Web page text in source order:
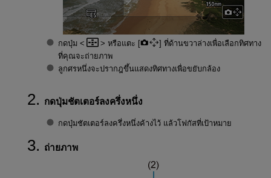
กดปุ่ม หรือแตะ [
] ที่ด้านขวาล่างเพื่อเลือกทิศทาง
ที่คุณจะถ่ายภาพ
ลูกศรหนึ่งจะปรากฎขึ้นแสดงทิศทางเพื่อขยับกล้อง
กดปุ่มชัตเตอร์ลงครึ่งหนึ่ง
กดปุ่มชัตเตอร์ลงครึ่งหนึ่งค้างไว้ แล้วโฟกัสที่เป้าหมาย
ถ่ายภาพ